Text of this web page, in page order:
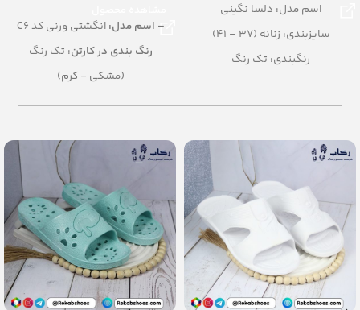
اسم مدل: دلسا نگینی
سایزبندی: زنانه (37 – 41)
رنگبندی: تک رنگ
جنس: PU
– اسم مدل:انگشتی ورنی کد C6
رنگ بندی در کارتن: تک رنگ
(مشکی - کرم)
تعداد در کارتن:12 جفت
سایزبندی:
زنانه (36 تا 41)